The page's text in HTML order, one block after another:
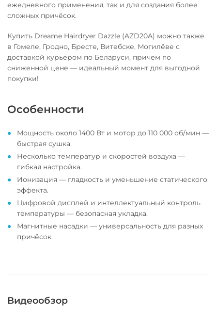
ежедневного применения, так и для создания более
сложных причёсок.
Купить Dreame Hairdryer Dazzle (AZD20A) можно также
в Гомеле, Гродно, Бресте, Витебске, Могилёве с
доставкой курьером по Беларуси, причем по
сниженной цене — идеальный момент для выгодной
покупки!
Особенности
Мощность около 1400 Вт и мотор до 110 000 об/мин —
быстрая сушка.
Несколько температур и скоростей воздуха —
гибкая настройка.
Ионизация — гладкость и уменьшение статического
эффекта.
Цифровой дисплей и интеллектуальный контроль
температуры — безопасная укладка.
Магнитные насадки — универсальность для разных
причёсок.
Видеообзор